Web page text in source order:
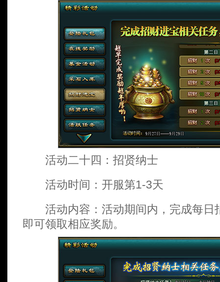
活动二十四：招贤纳士
活动时间：开服第1-3天
活动内容：活动期间内，完成每日
即可领取相应奖励。